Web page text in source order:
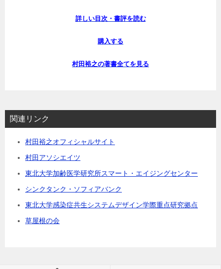
詳しい目次・書評を読む
購入する
村田裕之の著書全てを見る
関連リンク
村田裕之オフィシャルサイト
村田アソシエイツ
東北大学加齢医学研究所スマート・エイジングセンター
シンクタンク・ソフィアバンク
東北大学感染症共生システムデザイン学際重点研究拠点
草屋根の会